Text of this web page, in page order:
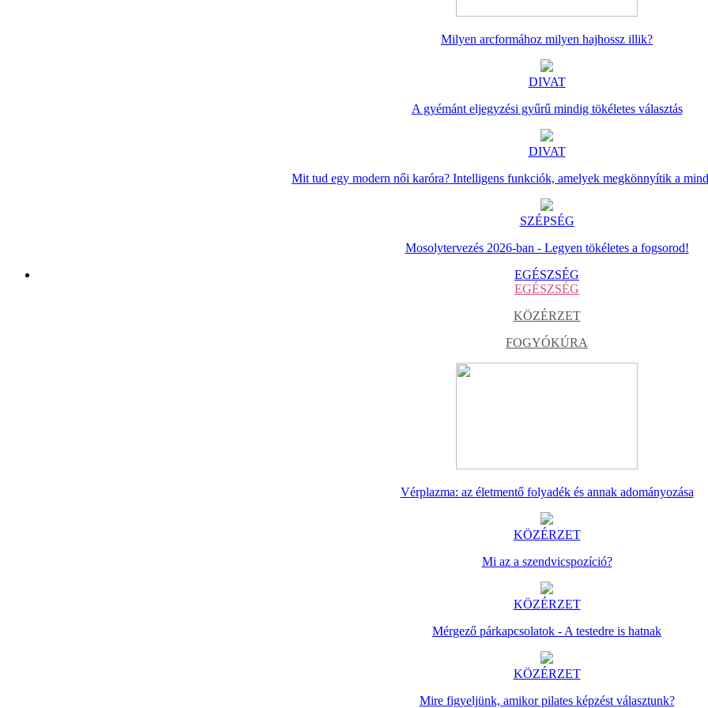
Milyen arcformához milyen hajhossz illik?
DIVAT
A gyémánt eljegyzési gyűrű mindig tökéletes választás
DIVAT
Mit tud egy modern női karóra? Intelligens funkciók, amelyek megkönnyítik a
SZÉPSÉG
Mosolytervezés 2026-ban - Legyen tökéletes a fogsorod!
EGÉSZSÉG
EGÉSZSÉG
KÖZÉRZET
FOGYÓKÚRA
Vérplazma: az életmentő folyadék és annak adományozása
KÖZÉRZET
Mi az a szendvicspozíció?
KÖZÉRZET
Mérgező párkapcsolatok - A testedre is hatnak
KÖZÉRZET
Mire figyeljünk, amikor pilates képzést választunk?